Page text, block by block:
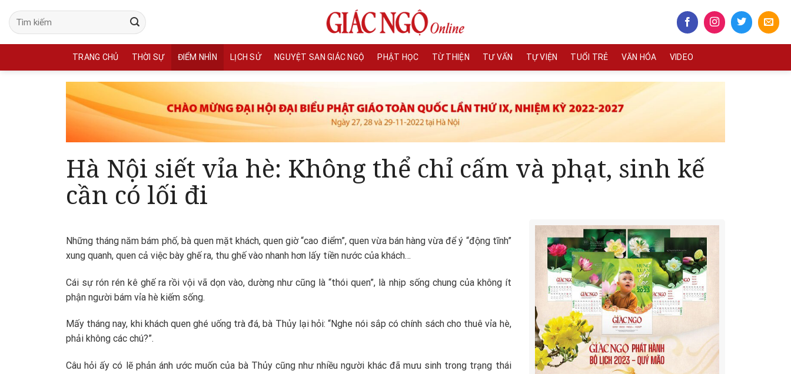
content
TRANG CHỦ THỜI SỰ ĐIỂM NHÌN LỊCH SỬ NGUYỆT SAN GIÁC NGỘ PHẬT HỌC TỪ THIỆN TƯ VẤN TỰ VIỆN TUỔI TRẺ VĂN HÓA VIDEO
Hà Nội siết vỉa hè: Không thể chỉ cấm và phạt, sinh kế
cần có lối đi
Những tháng năm bám phố, bà quen mặt khách, quen giờ “cao điểm”, quen vừa bán hàng vừa để ý “động tĩnh”
xung quanh, quen cả việc bày ghế ra, thu ghế vào nhanh hơn lấy tiền nước của khách…
Cái sự rón rén kê ghế ra rồi vội vã dọn vào, dường như cũng là “thói quen”, là nhịp sống chung của không ít
phận người bám vỉa hè kiếm sống.
Mấy tháng nay, khi khách quen ghé uống trà đá, bà Thủy lại hỏi: “Nghe nói sắp có chính sách cho thuê vỉa hè,
phải không các chú?”.
Câu hỏi ấy có lẽ phản ánh ước muốn của bà Thủy cũng như nhiều người khác đã mưu sinh trong trạng thái